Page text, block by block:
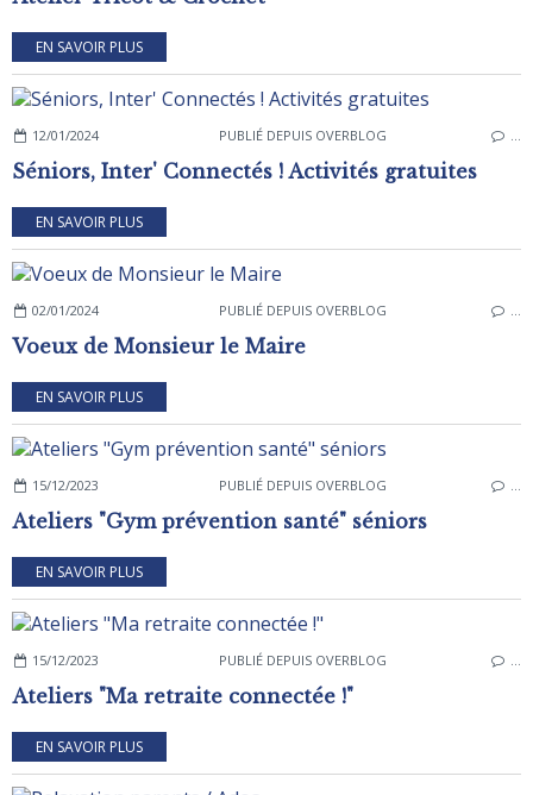
EN SAVOIR PLUS
12/01/2024 PUBLIÉ DEPUIS OVERBLOG …
Séniors, Inter' Connectés ! Activités gratuites
EN SAVOIR PLUS
02/01/2024 PUBLIÉ DEPUIS OVERBLOG …
Voeux de Monsieur le Maire
EN SAVOIR PLUS
15/12/2023 PUBLIÉ DEPUIS OVERBLOG …
Ateliers "Gym prévention santé" séniors
EN SAVOIR PLUS
15/12/2023 PUBLIÉ DEPUIS OVERBLOG …
Ateliers "Ma retraite connectée !"
EN SAVOIR PLUS